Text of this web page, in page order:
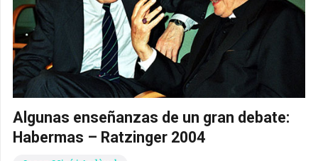
Algunas enseñanzas de un gran debate:
Habermas – Ratzinger 2004